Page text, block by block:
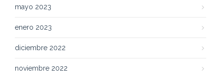
mayo 2023
enero 2023
diciembre 2022
noviembre 2022